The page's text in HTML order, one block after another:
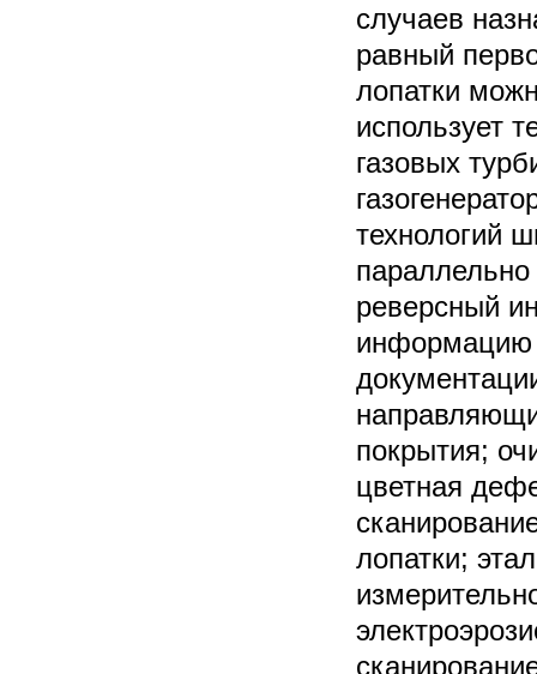
случаев
равный
лопатки
использует
газовых
технологий
реверсный
информацию
покрытия;
цветная
лопатки;